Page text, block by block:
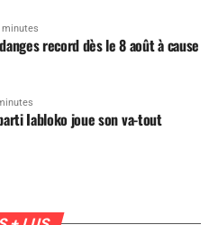
minutes
record dès le 8 août à cause
Iabloko joue son va-tout